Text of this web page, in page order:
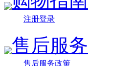
注册登录
售后服务
售后服务政策